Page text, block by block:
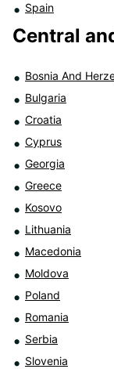
Spain
Central
Bosnia And
Bulgaria
Croatia
Cyprus
Georgia
Greece
Kosovo
Lithuania
Macedonia
Moldova
Poland
Romania
Serbia
Slovenia